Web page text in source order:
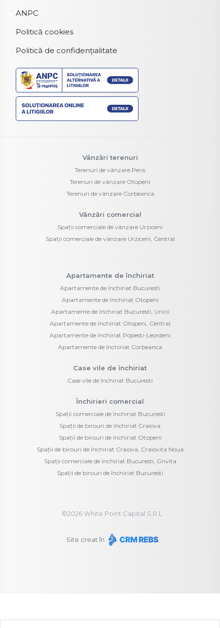
ANPC
Politică cookies
Politică de confidențialitate
Vânzări terenuri
Terenuri de vânzare Peris
Terenuri de vânzare Otopeni
Terenuri de vânzare Corbeanca
Vânzări comercial
Spații comerciale de vânzare Urziceni
Spații comerciale de vânzare Urziceni, Central
Apartamente de închiriat
Apartamente de închiriat Bucuresti
Apartamente de închiriat Otopeni
Apartamente de închiriat Bucuresti, Unirii
Apartamente de închiriat Otopeni, Central
Apartamente de închiriat Popesti-Leordeni
Apartamente de închiriat Corbeanca
Case vile de închiriat
Case vile de închiriat Bucuresti
Închirieri comercial
Spații comerciale de închiriat Bucuresti
Spații de birouri de închiriat Craiova
Spații de birouri de închiriat Otopeni
Spații de birouri de închiriat Craiova, Craiovita Noua
Spații comerciale de închiriat Bucuresti, Grivita
Spații de birouri de închiriat Bucuresti
©2026White Point Capital S.R.L.
Site creat în